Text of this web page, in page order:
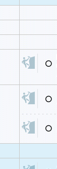
⚪
⚪
⚪